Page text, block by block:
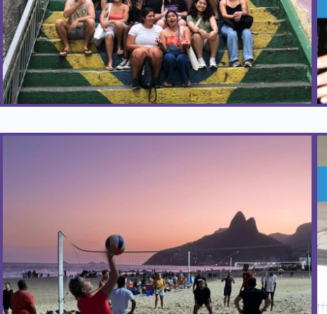
Quando acontece?
Toda segunda-feira e quinta-feira.